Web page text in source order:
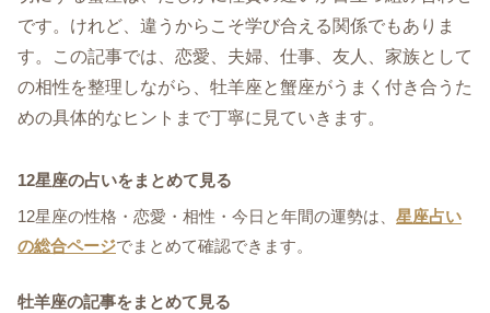
です。けれど、違うからこそ学び合える関係でもありま
す。この記事では、恋愛、夫婦、仕事、友人、家族として
の相性を整理しながら、牡羊座と蟹座がうまく付き合うた
めの具体的なヒントまで丁寧に見ていきます。
12星座の占いをまとめて見る
12星座の性格・恋愛・相性・今日と年間の運勢は、 星座占い
の総合ページでまとめて確認できます。
牡羊座の記事をまとめて見る